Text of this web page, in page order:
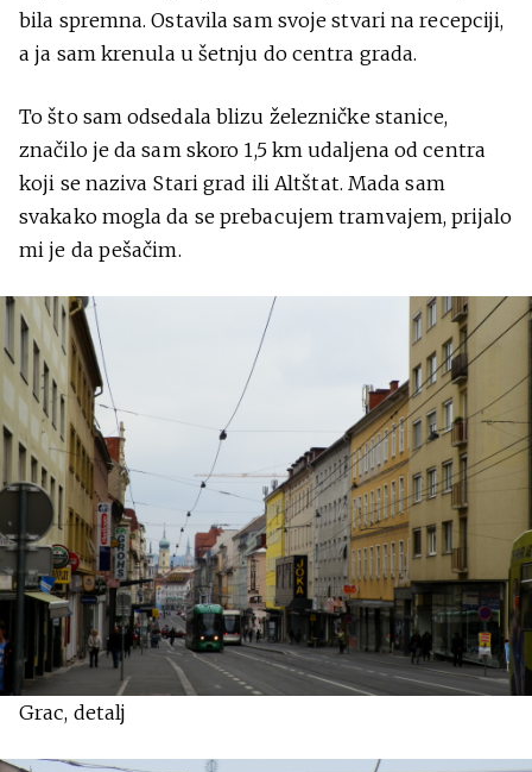
bila spremna. Ostavila sam svoje stvari na recepciji,
a ja sam krenula u šetnju do centra grada.
To što sam odsedala blizu železničke stanice,
značilo je da sam skoro 1,5 km udaljena od centra
koji se naziva Stari grad ili Altštat. Mada sam
svakako mogla da se prebacujem tramvajem, prijalo
mi je da pešačim.
Grac, detalj